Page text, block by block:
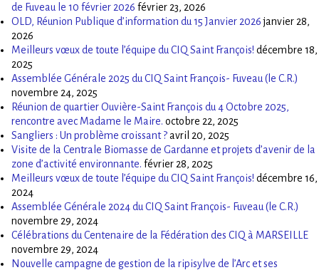
de Fuveau le 10 février 2026 février 23, 2026
OLD, Réunion Publique d’information du 15 Janvier 2026 janvier 28,
2026
Meilleurs vœux de toute l’équipe du CIQ Saint François! décembre 18,
2025
Assemblée Générale 2025 du CIQ Saint François- Fuveau (le C.R.)
novembre 24, 2025
Réunion de quartier Ouvière-Saint François du 4 Octobre 2025,
rencontre avec Madame le Maire. octobre 22, 2025
Sangliers : Un problème croissant ?avril 20, 2025
Visite de la Centrale Biomasse de Gardanne et projets d’avenir de la
zone d’activité environnante. février 28, 2025
Meilleurs vœux de toute l’équipe du CIQ Saint François! décembre 16,
2024
Assemblée Générale 2024 du CIQ Saint François- Fuveau (le C.R.)
novembre 29, 2024
Célébrations du Centenaire de la Fédération des CIQ à MARSEILLE
novembre 29, 2024
Nouvelle campagne de gestion de la ripisylve de l’Arc et ses